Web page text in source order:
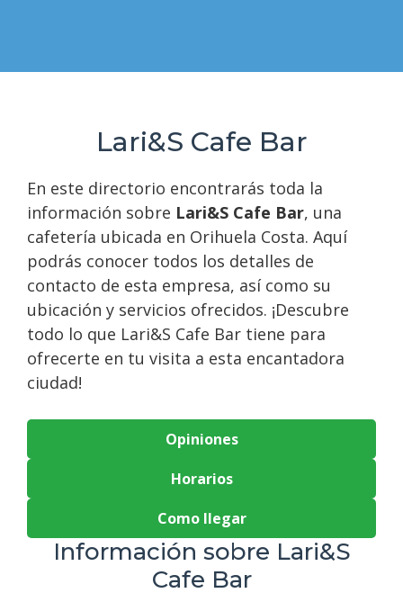
Lari&S Cafe Bar
En este directorio encontrarás toda la
información sobre Lari&S Cafe Bar, una
cafetería ubicada en Orihuela Costa. Aquí
podrás conocer todos los detalles de
contacto de esta empresa, así como su
ubicación y servicios ofrecidos. ¡Descubre
todo lo que Lari&S Cafe Bar tiene para
ofrecerte en tu visita a esta encantadora
ciudad!
Opiniones
Horarios
Como llegar
Información sobre Lari&S
Cafe Bar